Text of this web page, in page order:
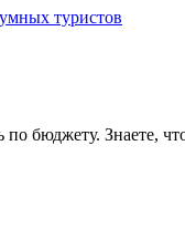
туристов
бюджету. Знаете,